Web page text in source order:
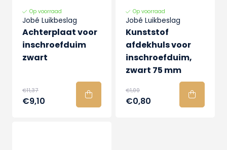
Op voorraad
Jobé Luikbeslag
Achterplaat voor
inschroefduim
zwart
€11,37
€9,10
Op voorraad
Jobé Luikbeslag
Kunststof
afdekhuls voor
inschroefduim,
zwart 75 mm
€1,00
€0,80